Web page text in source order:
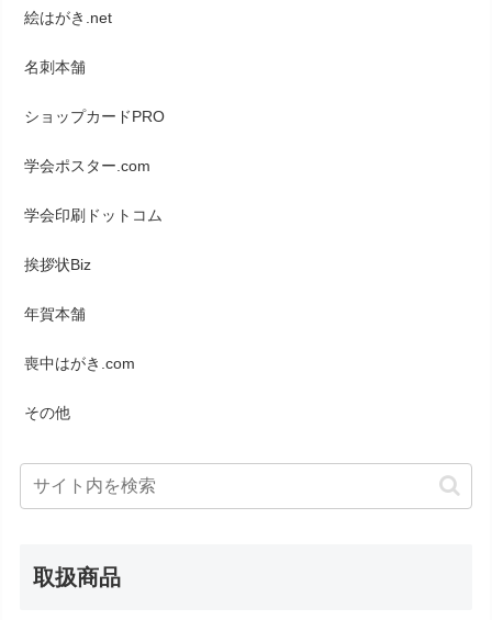
絵はがき.net
名刺本舗
ショップカードPRO
学会ポスター.com
学会印刷ドットコム
挨拶状Biz
年賀本舗
喪中はがき.com
その他
取扱商品